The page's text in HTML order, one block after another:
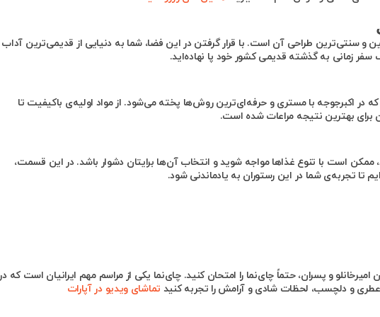
و سنتی‌ترین طراحی آن است. با قرار گرفتن در این فضا، شما به دنیایی از قدیمی‌ترین آداب
زمانی به گذشته قدیمی کشور خود پا نهاده‌اید.
در اکبرجوجه با مستری و حرفه‌ای‌ترین روش‌ها پخته می‌شود. از مواد اولیه‌ی باکیفیت تا
برای بهترین نتیجه مراعات شده است.
ممکن است با تنوع غذاها مواجه شوید و انتخاب آن‌ها برایتان دشوار باشد. در این قسمت،
تا تجربه‌ی شما در این رستوران به یادماندنی شود.
و پسران، حتماً چای‌نما را امتحان کنید. چای‌نما یکی از مراسم مهم ایرانیان است که در
و دلچسب، لحظات شادی و آرامش را تجربه کنید تماشای ویدیو در آپارات